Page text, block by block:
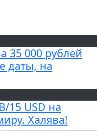
35 000 рублей
даты, на
15 USD на
Халява!